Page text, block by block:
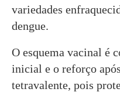
variedades
dengue.
O esquema vacinal é
inicial e o reforço
tetravalente, pois